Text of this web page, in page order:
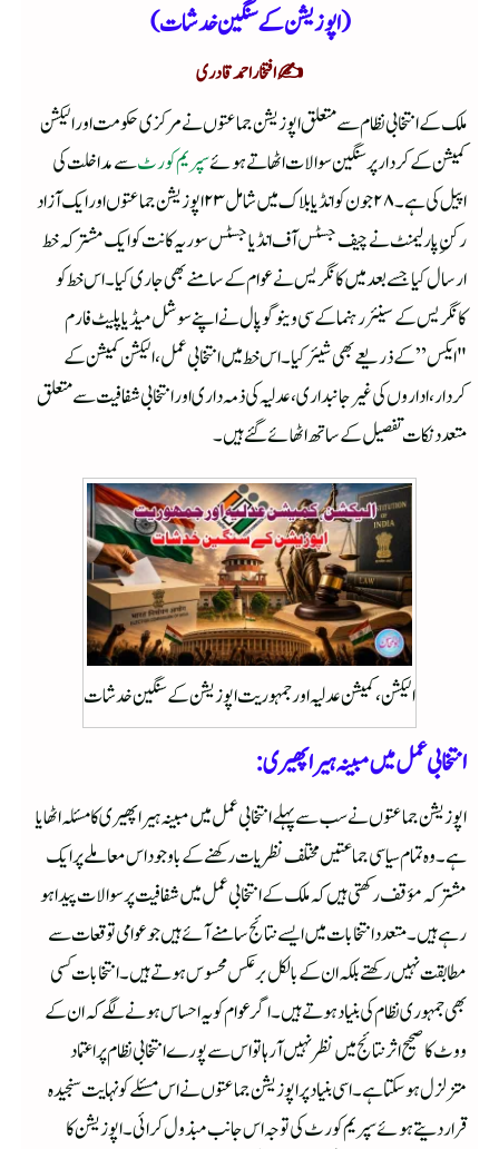
(اپوزیشن کے سنگین خدشات)
✍️افتخاراحمد قادری
ملک کے انتخابی نظام سے متعلق اپوزیشن جماعتوں نے مرکزی حکومت اور الیکشن
کمیشن کے کردار پر سنگین سوالات اٹھاتے ہوئےسپریم کورٹسے مداخلت کی
اپیل کی ہے۔ ۲۸ جون کو انڈیا بلاک میں شامل ۲۳ اپوزیشن جماعتوں اور ایک آزاد
رکنِ پارلیمنٹ نے چیف جسٹس آف انڈیا جسٹس سوریہ کانت کو ایک مشترکہ خط
ارسال کیا جسے بعد میں کانگریس نے عوام کے سامنے بھی جاری کیا۔ اس خط کو
کانگریس کے سینئر رہنما کے سی وینوگوپال نے اپنے سوشل میڈیا پلیٹ فارم
"ایکس” کے ذریعے بھی شیئر کیا۔ اس خط میں انتخابی عمل، الیکشن کمیشن کے
کردار، اداروں کی غیر جانبداری، عدلیہ کی ذمہ داری اور انتخابی شفافیت سے متعلق
متعدد نکات تفصیل کے ساتھ اٹھائے گئے ہیں۔
الیکشن، کمیشن عدلیہ اور جمہوریت اپوزیشن کے سنگین خدشات
انتخابی عمل میں مبینہ ہیرا پھیری:
اپوزیشن جماعتوں نے سب سے پہلے انتخابی عمل میں مبینہ ہیرا پھیری کا مسئلہ اٹھایا
ہے۔ وہ تمام سیاسی جماعتیں مختلف نظریات رکھنے کے باوجود اس معاملے پر ایک
مشترکہ مؤقف رکھتی ہیں کہ ملک کے انتخابی عمل میں شفافیت پر سوالات پیدا ہو
رہے ہیں۔ متعدد انتخابات میں ایسے نتائج سامنے آئے ہیں جو عوامی توقعات سے
مطابقت نہیں رکھتے بلکہ ان کے بالکل برعکس محسوس ہوتے ہیں۔ انتخابات کسی
بھی جمہوری نظام کی بنیاد ہوتے ہیں۔ اگر عوام کو یہ احساس ہونے لگے کہ ان کے
ووٹ کا صحیح اثر نتائج میں نظر نہیں آرہا تو اس سے پورے انتخابی نظام پر اعتماد
متزلزل ہو سکتا ہے۔ اسی بنیاد پر اپوزیشن جماعتوں نے اس مسئلے کو نہایت سنجیدہ
قرار دیتے ہوئے سپریم کورٹ کی توجہ اس جانب مبذول کرائی۔ اپوزیشن کا